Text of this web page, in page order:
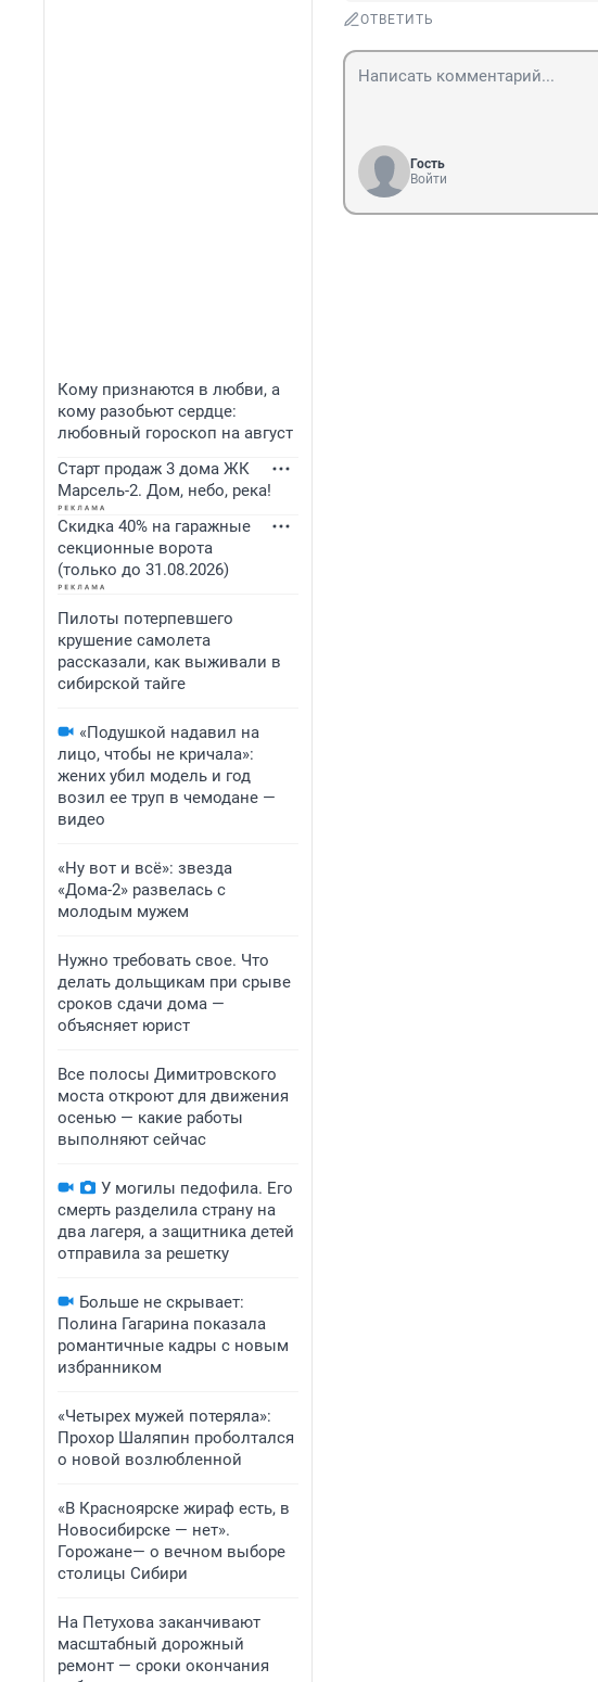
Кому признаются в любви, а
кому разобьют сердце:
любовный гороскоп на август
Старт продаж 3 дома ЖК
Марсель-2. Дом, небо, река!
Скидка 40% на гаражные
секционные ворота
(только до 31.08.2026)
Пилоты потерпевшего
крушение самолета
рассказали, как выживали в
сибирской тайге
«Подушкой надавил на
лицо, чтобы не кричала»:
жених убил модель и год
возил ее труп в чемодане —
видео
«Ну вот и всё»: звезда
«Дома-2» развелась с
молодым мужем
Нужно требовать свое. Что
делать дольщикам при срыве
сроков сдачи дома —
объясняет юрист
Все полосы Димитровского
моста откроют для движения
осенью — какие работы
выполняют сейчас
У могилы педофила. Его
смерть разделила страну на
два лагеря, а защитника детей
отправила за решетку
Больше не скрывает:
Полина Гагарина показала
романтичные кадры с новым
избранником
«Четырех мужей потеряла»:
Прохор Шаляпин проболтался
о новой возлюбленной
«В Красноярске жираф есть, в
Новосибирске — нет».
Горожане— о вечном выборе
столицы Сибири
На Петухова заканчивают
масштабный дорожный
ремонт — сроки окончания
ОТВЕТИТЬ
Гость
Войти